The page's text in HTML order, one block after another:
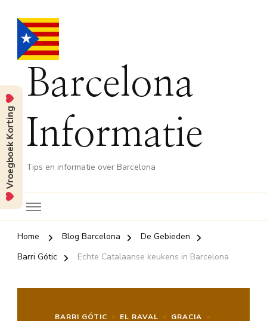
Barcelona
Informatie
Tips en informatie over Barcelona
Home Blog Barcelona
De Gebieden
Barri Gótic
Echte Catalaanse keukens in Barcelona
BARRI GÓTIC EL RAVAL
GRACIA
Vroegboek Korting